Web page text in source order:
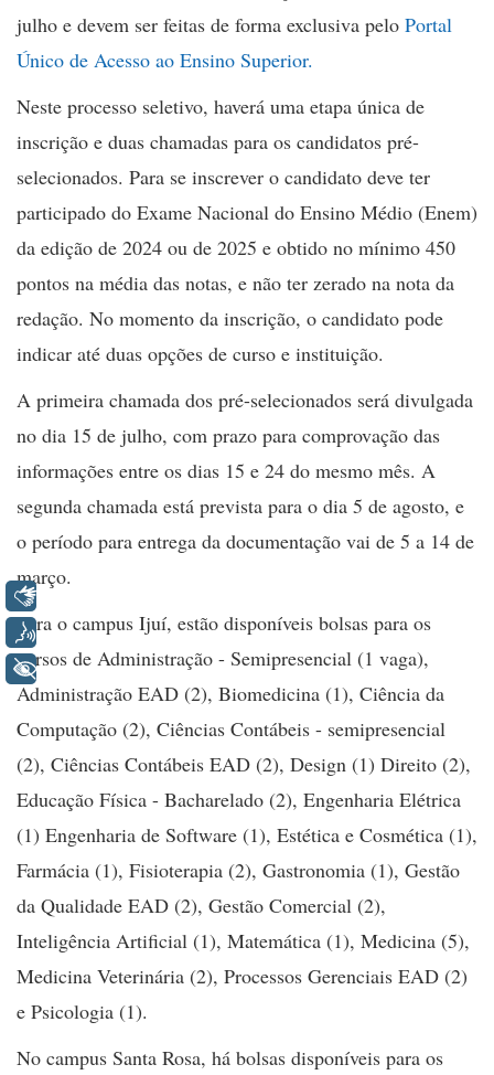
julho e devem ser feitas de forma exclusiva pelo Portal
Único de Acesso ao Ensino Superior.
Neste processo seletivo, haverá uma etapa única de
inscrição e duas chamadas para os candidatos pré-
selecionados. Para se inscrever o candidato deve ter
participado do Exame Nacional do Ensino Médio (Enem)
da edição de 2024 ou de 2025 e obtido no mínimo 450
pontos na média das notas, e não ter zerado na nota da
redação. No momento da inscrição, o candidato pode
indicar até duas opções de curso e instituição.
A primeira chamada dos pré-selecionados será divulgada
no dia 15 de julho, com prazo para comprovação das
informações entre os dias 15 e 24 do mesmo mês. A
segunda chamada está prevista para o dia 5 de agosto, e
o período para entrega da documentação vai de 5 a 14 de
março.
Para o campus Ijuí, estão disponíveis bolsas para os
cursos de Administração - Semipresencial (1 vaga),
Administração EAD (2), Biomedicina (1), Ciência da
Computação (2), Ciências Contábeis - semipresencial
(2), Ciências Contábeis EAD (2), Design (1) Direito (2),
Educação Física - Bacharelado (2), Engenharia Elétrica
(1) Engenharia de Software (1), Estética e Cosmética (1),
Farmácia (1), Fisioterapia (2), Gastronomia (1), Gestão
da Qualidade EAD (2), Gestão Comercial (2),
Inteligência Artificial (1), Matemática (1), Medicina (5),
Medicina Veterinária (2), Processos Gerenciais EAD (2)
e Psicologia (1).
No campus Santa Rosa, há bolsas disponíveis para os
Voz
+ Acessibilidade